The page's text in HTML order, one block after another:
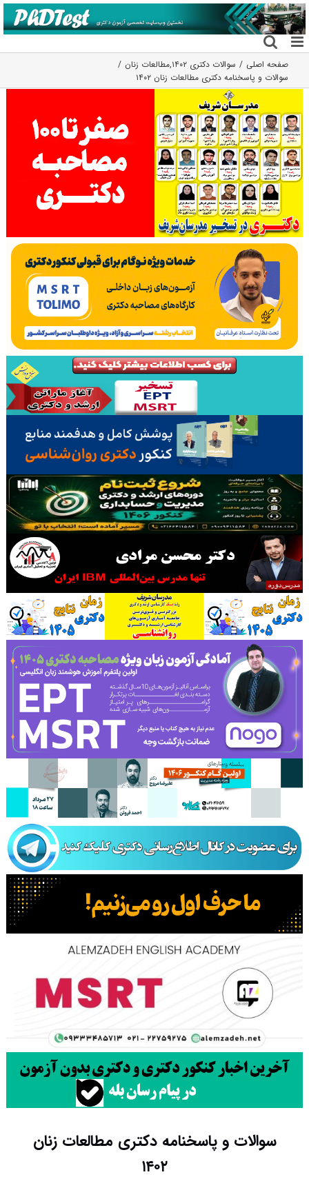
رفتن
به
محتوا
صفحه اصلی سوالات دکتری ۱۴۰۲ ,مطالعات زنان
سوالات و پاسخنامه دکتری مطالعات زنان ۱۴۰۲
سوالات و پاسخنامه دکتری مطالعات زنان
۱۴۰۲